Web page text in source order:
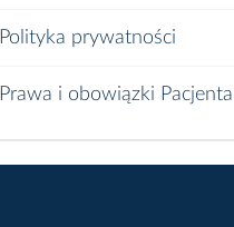
Polityka prywatności
Prawa i obowiązki Pacjenta